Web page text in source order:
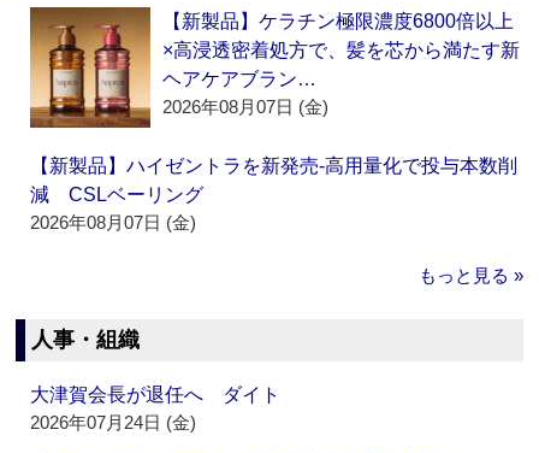
【新製品】ケラチン極限濃度6800倍以上
×高浸透密着処方で、髪を芯から満たす新
ヘアケアブラン…
2026年08月07日 (金)
【新製品】ハイゼントラを新発売‐高用量化で投与本数削
減 CSLベーリング
2026年08月07日 (金)
もっと見る »
人事・組織
大津賀会長が退任へ ダイト
2026年07月24日 (金)